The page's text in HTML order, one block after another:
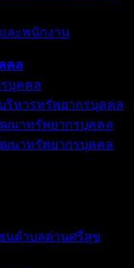
ละพนักงาน
คล
บุคคล
ริหารทรัพยากรบุคคล
นาทรัพยากรบุคคล
นาทรัพยากรบุคคล
นตำบลด่านศรีสุข